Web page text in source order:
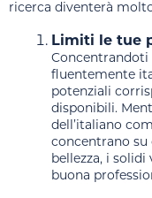
ricerca diventerà
Limiti le tue
Concentrandoti
fluentemente
potenziali
disponibili.
dell’italiano
concentrano
bellezza, i
buona